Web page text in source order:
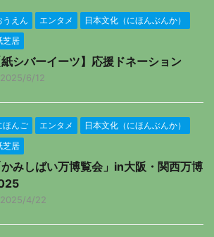
うえん エンタメ
日本文化（にほんぶんか）
芝居
紙シバーイーツ】応援ドネーション
2025/6/12
ほんご エンタメ
日本文化（にほんぶんか）
芝居
かみしばい万博覧会」in大阪・関西万博
2025/4/22